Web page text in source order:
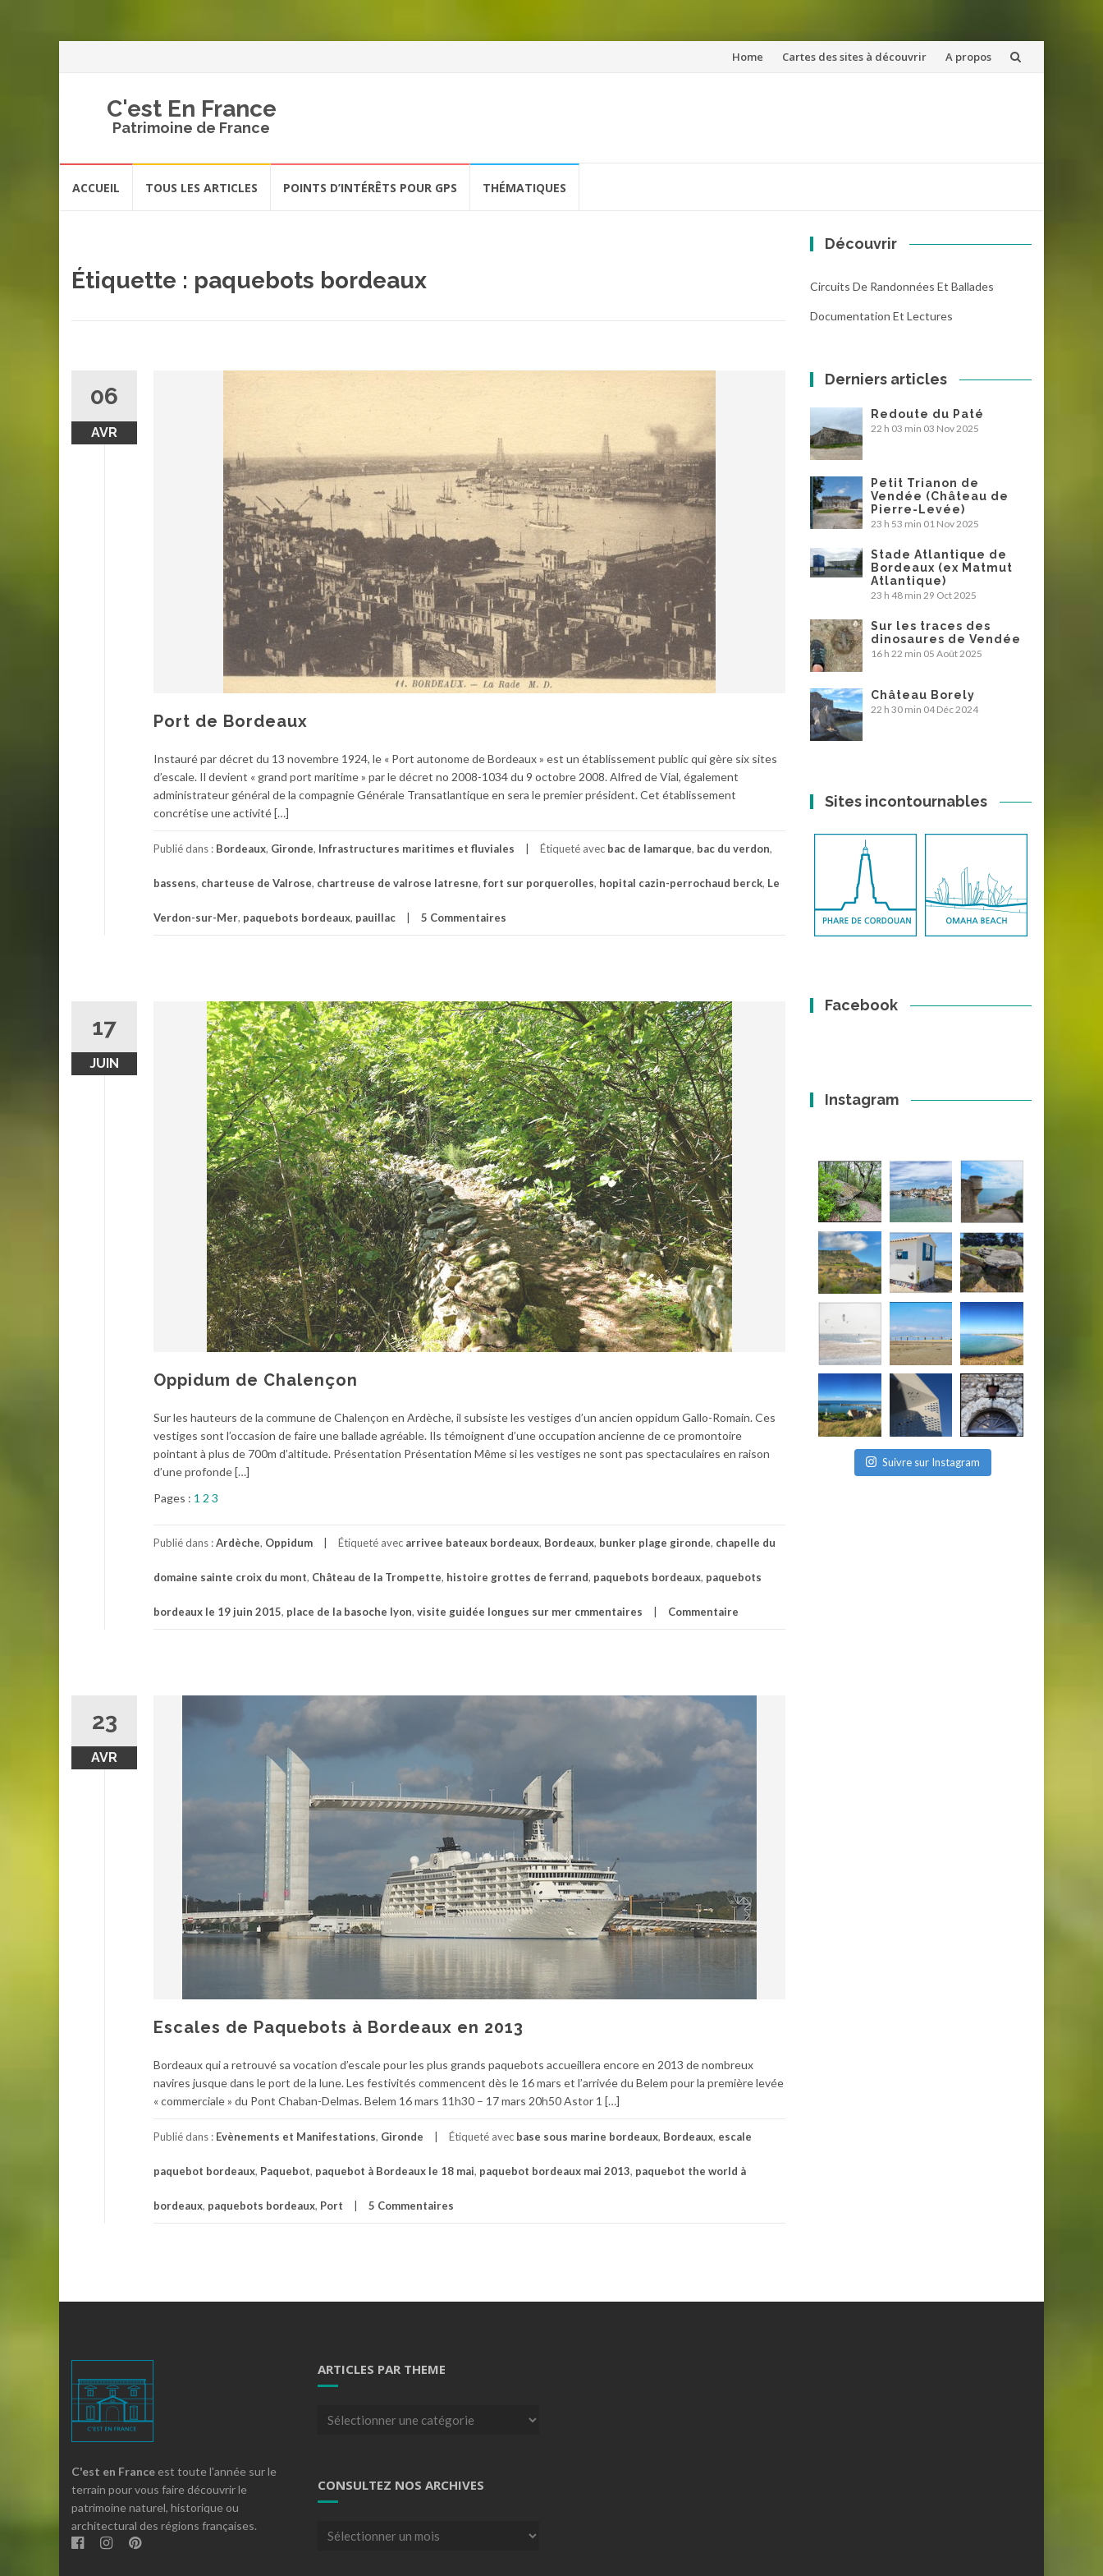
Aller
Home Cartes des sites à découvrir A propos
C'est En France
Patrimoine de France
ACCUEIL TOUS LES ARTICLES POINTS D’INTÉRÊTS POUR GPS THÉMATIQUES
Étiquette : paquebots bordeaux
06
AVR
Port de Bordeaux
Instauré par décret du 13 novembre 1924, le « Port autonome de Bordeaux » est un établissement public qui gère six sites
d’escale. Il devient « grand port maritime » par le décret no 2008-1034 du 9 octobre 2008. Alfred de Vial, également
administrateur général de la compagnie Générale Transatlantique en sera le premier président. Cet établissement
concrétise une activité […]
Publié dans : Bordeaux, Gironde, Infrastructures maritimes et fluviales Étiqueté avec bac de lamarque, bac du verdon,
bassens, charteuse de Valrose, chartreuse de valrose latresne, fort sur porquerolles, hopital cazin-perrochaud berck, Le
Verdon-sur-Mer, paquebots bordeaux, pauillac 5 Commentaires
17
JUIN
Oppidum de Chalençon
Sur les hauteurs de la commune de Chalençon en Ardèche, il subsiste les vestiges d’un ancien oppidum Gallo-Romain. Ces
vestiges sont l’occasion de faire une ballade agréable. Ils témoignent d’une occupation ancienne de ce promontoire
pointant à plus de 700m d’altitude. Présentation Présentation Même si les vestiges ne sont pas spectaculaires en raison
d’une profonde […]
Pages : 1 2 3
Publié dans :Ardèche, Oppidum Étiqueté avec arrivee bateaux bordeaux, Bordeaux, bunker plage gironde, chapelle du
domaine sainte croix du mont, Château de la Trompette, histoire grottes de ferrand, paquebots bordeaux, paquebots
bordeaux le 19 juin 2015, place de la basoche lyon, visite guidée longues sur mer cmmentaires Commentaire
23
AVR
Escales de Paquebots à Bordeaux en 2013
Bordeaux qui a retrouvé sa vocation d’escale pour les plus grands paquebots accueillera encore en 2013 de nombreux
navires jusque dans le port de la lune. Les festivités commencent dès le 16 mars et l’arrivée du Belem pour la première levée
« commerciale » du Pont Chaban-Delmas. Belem 16 mars 11h30 – 17 mars 20h50 Astor 1 […]
Publié dans : Evènements et Manifestations, Gironde Étiqueté avec base sous marine bordeaux, Bordeaux, escale
paquebot bordeaux, Paquebot, paquebot à Bordeaux le 18 mai, paquebot bordeaux mai 2013, paquebot the world à
bordeaux, paquebots bordeaux, Port 5 Commentaires
Découvrir
Circuits De Randonnées Et Ballades
Documentation Et Lectures
Derniers articles
Redoute du Paté
22 h 03 min 03 Nov 2025
Petit Trianon de
Vendée (Château de
Pierre-Levée)
23 h 53 min 01 Nov 2025
Stade Atlantique de
Bordeaux (ex Matmut
Atlantique)
23 h 48 min 29 Oct 2025
Sur les traces des
dinosaures de Vendée
16 h 22 min 05 Août 2025
Château Borely
22 h 30 min 04 Déc 2024
Sites incontournables
Facebook
Instagram
Suivre sur Instagram
C'est en France est toute l'année sur le
terrain pour vous faire découvrir le
patrimoine naturel, historique ou
architectural des régions françaises.
ARTICLES PAR THEME
Articles
CONSULTEZ NOS ARCHIVES
Consultez